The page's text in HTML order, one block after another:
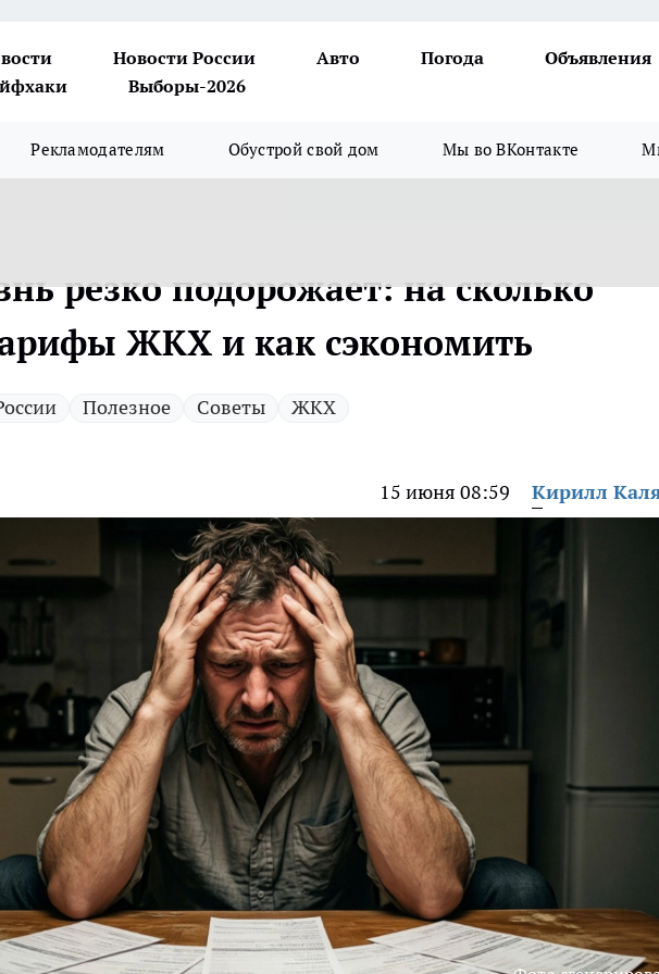
Новости России Авто Погода
Объявления
Выборы-2026
Рекламодателям Обустрой свой дом Мы во ВКонтакте
резко подорожает: на сколько
ЖКХ и как сэкономить
Полезное Советы ЖКХ
15 июня 08:59 Кирилл